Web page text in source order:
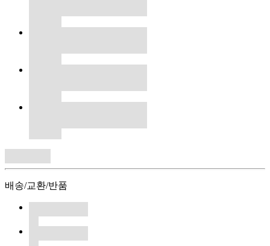
배송/교환/반품